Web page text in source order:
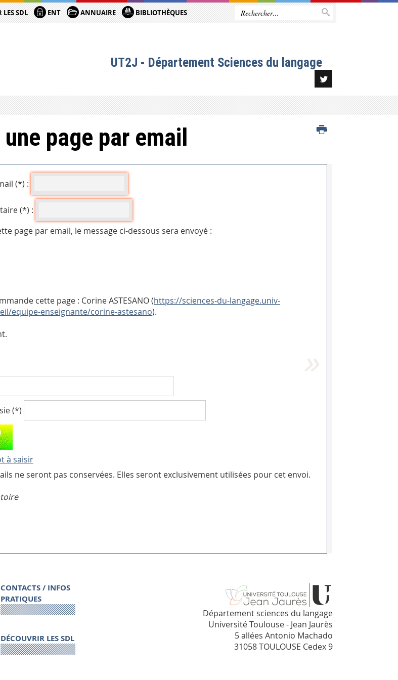
LES SDL ENT ANNUAIRE BIBLIOTHÈQUES
UT2J - Département Sciences du langage
page par email
(*) :
(*) :
page par email, le message ci-dessous sera envoyé :
cette page : Corine ASTESANO (https://sciences-du-langage.univ-
equipe-enseignante/corine-astesano).
(*)
à saisir
ne seront pas conservées. Elles seront exclusivement utilisées pour cet envoi.
CONTACTS / INFOS
PRATIQUES
DÉCOUVRIR LES SDL
Département sciences du langage
Université Toulouse - Jean Jaurès
5 allées Antonio Machado
31058 TOULOUSE Cedex 9